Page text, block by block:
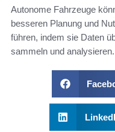
Autonome Fahrzeuge
besseren Planung und
führen, indem sie Daten
sammeln und analysieren.